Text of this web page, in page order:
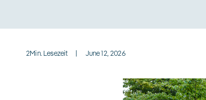
2Min. Lesezeit | June 12, 2026